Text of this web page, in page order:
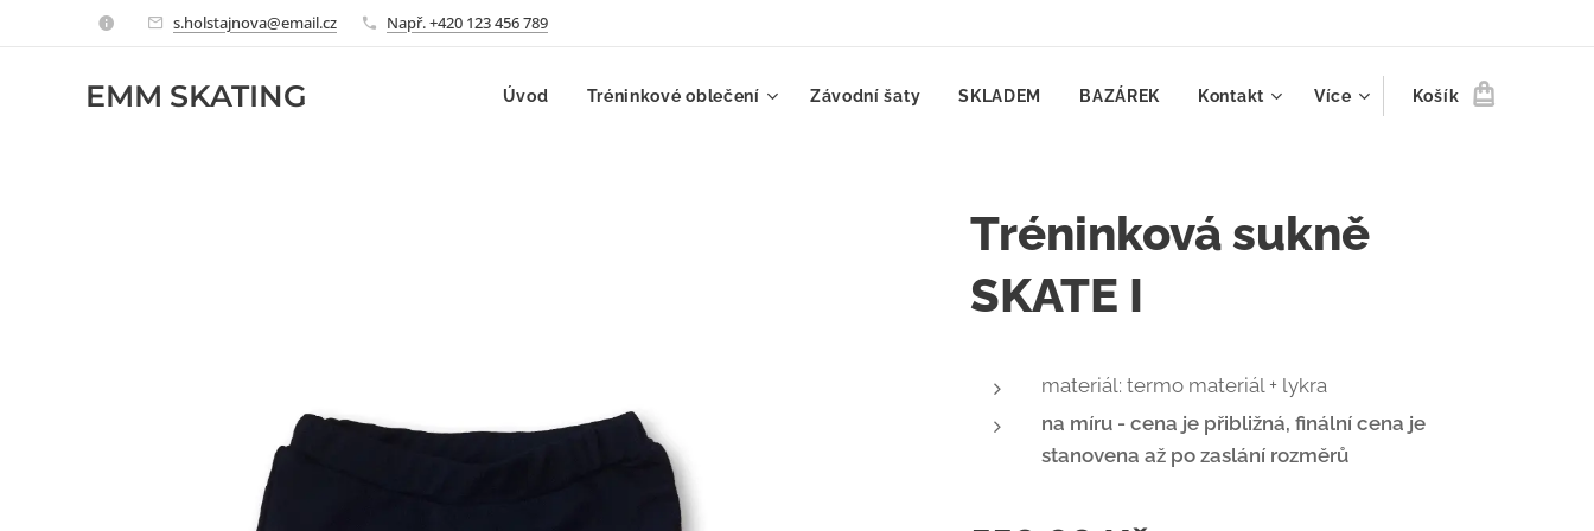
s.holstajnova@email.cz Např. +420 123 456 789
EMM SKATING Úvod Tréninkové oblečení Závodní šaty SKLADEM BAZÁREK Kontakt Více Košík
Tréninková sukně
SKATE I
materiál: termo materiál + lykra
na míru - cena je přibližná, finální cena je
stanovena až po zaslání rozměrů